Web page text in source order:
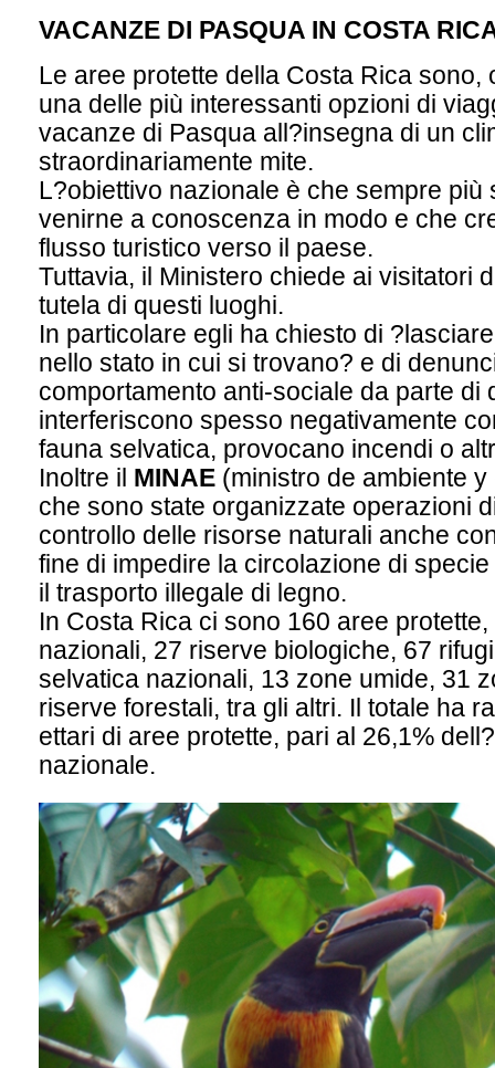
VACANZE DI PASQUA IN COSTA
Le aree protette della Costa Rica sono,
una delle più interessanti opzioni di
vacanze di Pasqua all?insegna di un
straordinariamente mite.
L?obiettivo nazionale è che sempre più
venirne a conoscenza in modo e che
flusso turistico verso il paese.
Tuttavia, il Ministero chiede ai visitatori
tutela di questi luoghi.
In particolare egli ha chiesto di
nello stato in cui si trovano? e di
comportamento anti-sociale da parte di
interferiscono spesso negativamente
fauna selvatica, provocano incendi o
Inoltre il MINAE (ministro de ambiente
che sono state organizzate operazioni
controllo delle risorse naturali anche
fine di impedire la circolazione di
il trasporto illegale di legno.
In Costa Rica ci sono 160 aree
nazionali, 27 riserve biologiche, 67
selvatica nazionali, 13 zone umide, 31
riserve forestali, tra gli altri. Il totale ha
ettari di aree protette, pari al 26,1%
nazionale.